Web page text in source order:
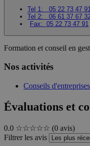
Tel 1:
05 22 73 47
Tel 2:
06 61 37 67
Fax: 05 22 73 47 91
Formation et conseil en
Nos activités
Conseils d'entreprises
Évaluations et
0.0 ☆☆☆☆☆ (0 avis)
Filtrer les avis